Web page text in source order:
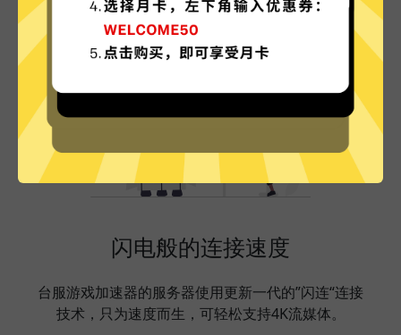
闪电般的连接速度
台服游戏加速器的服务器使用更新一代的”闪连“连接
技术，只为速度而生，可轻松支持4K流媒体。